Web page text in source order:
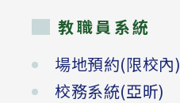
教職員系統
場地預約(限校內)
校務系統(亞昕)